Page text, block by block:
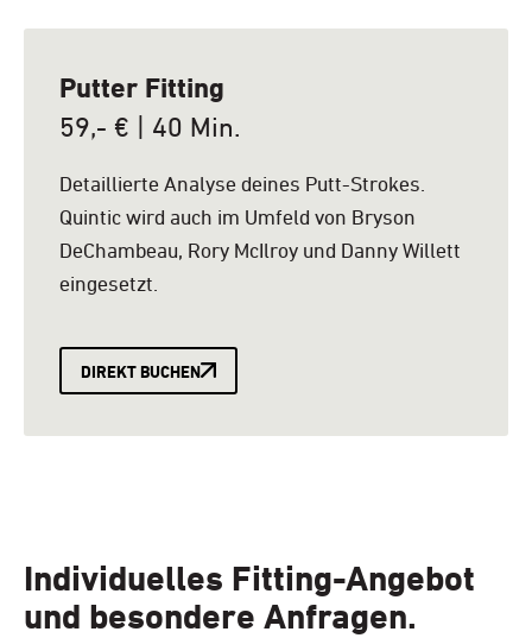
Putter Fitting
59,- € | 40 Min.
Detaillierte Analyse deines Putt-Strokes.
Quintic wird auch im Umfeld von Bryson
DeChambeau, Rory McIlroy und Danny Willett
eingesetzt.
DIREKT BUCHEN
Individuelles Fitting-Angebot
und besondere Anfragen.